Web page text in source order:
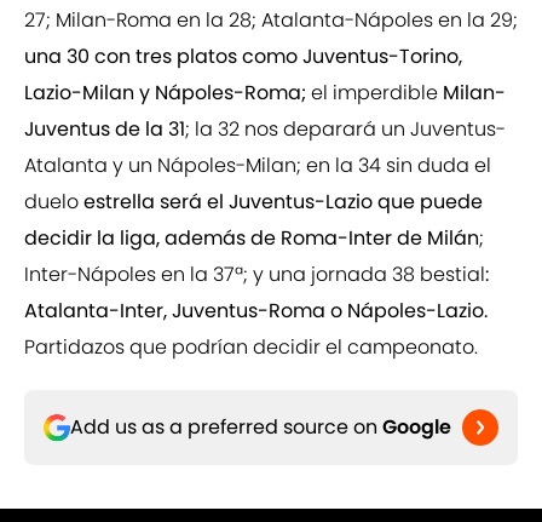
27; Milan-Roma en la 28; Atalanta-Nápoles en la 29;
una 30 con tres platos como Juventus-Torino,
Lazio-Milan y Nápoles-Roma; el imperdible Milan-
Juventus de la 31; la 32 nos deparará un Juventus-
Atalanta y un Nápoles-Milan; en la 34 sin duda el
dueloestrella será el Juventus-Lazio que puede
decidir la liga, además de Roma-Inter de Milán;
Inter-Nápoles en la 37ª; y una jornada 38 bestial:
Atalanta-Inter, Juventus-Roma o Nápoles-Lazio.
Partidazos que podrían decidir el campeonato.
Add us as a preferred source on Google